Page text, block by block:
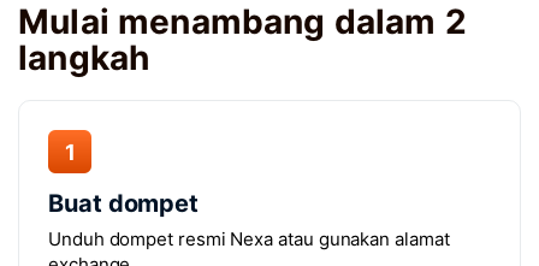
Mulai menambang dalam 2
langkah
1
Buat dompet
Unduh dompet resmi Nexa atau gunakan alamat